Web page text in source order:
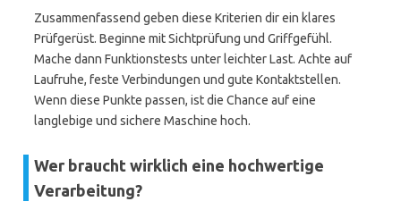
Zusammenfassend geben diese Kriterien dir ein klares
Prüfgerüst. Beginne mit Sichtprüfung und Griffgefühl.
Mache dann Funktionstests unter leichter Last. Achte auf
Laufruhe, feste Verbindungen und gute Kontaktstellen.
Wenn diese Punkte passen, ist die Chance auf eine
langlebige und sichere Maschine hoch.
Wer braucht wirklich eine hochwertige
Verarbeitung?